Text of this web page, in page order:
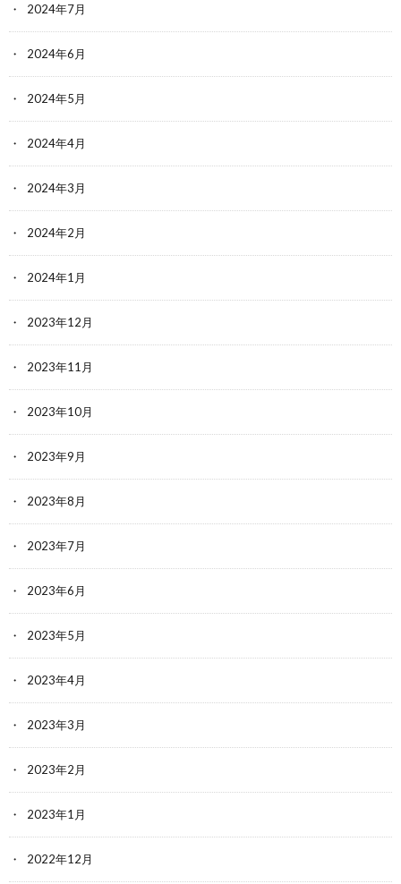
2024年7月
2024年6月
2024年5月
2024年4月
2024年3月
2024年2月
2024年1月
2023年12月
2023年11月
2023年10月
2023年9月
2023年8月
2023年7月
2023年6月
2023年5月
2023年4月
2023年3月
2023年2月
2023年1月
2022年12月